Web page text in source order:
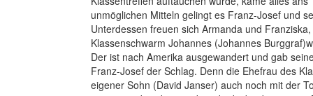
unmöglichen Mitteln gelingt es Franz-Josef und
Unterdessen freuen sich Armanda und
Klassenschwarm Johannes (Johannes
Der ist nach Amerika ausgewandert und gab
Franz-Josef der Schlag. Denn die Ehefrau des
eigener Sohn (David Janser) auch noch mit der